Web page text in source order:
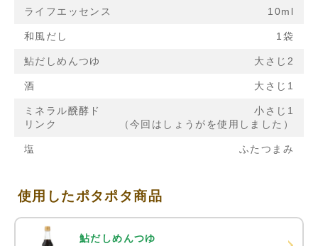
ライフエッセンス 10ml
和風だし 1袋
鮎だしめんつゆ 大さじ2
酒 大さじ1
ミネラル醗酵ド
リンク
小さじ1
（今回はしょうがを使用しました）
塩 ふたつまみ
使用したポタポタ商品
鮎だしめんつゆ